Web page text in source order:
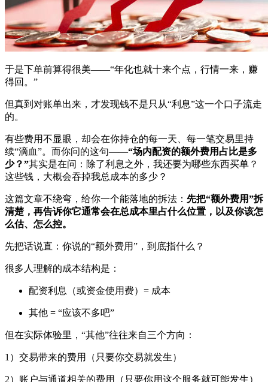
于是下单前算得很美——“年化也就十来个点，行情一来，赚
得回。”
但真到对账单出来，才发现钱不是只从“利息”这一个口子流走
的。
有些费用不显眼，却会在你持仓的每一天、每一笔交易里持
续“滴血”。而你问的这句——“场内配资的额外费用占比是多
少？”其实是在问：除了利息之外，我还要为哪些东西买单？
这些钱，大概会吞掉我总成本的多少？
这篇文章不绕弯，给你一个能落地的拆法： 先把“额外费用”拆
清楚，再告诉你它通常会在总成本里占什么位置，以及你该怎
么估、怎么控。
先把话说直：你说的“额外费用”，到底指什么？
很多人理解的成本结构是：
配资利息（或资金使用费）= 成本
其他 = “应该不多吧”
但在实际体验里，“其他”往往来自三个方向：
1）交易带来的费用（只要你交易就发生）
2）账户与通道相关的费用（只要你用这个服务就可能发生）